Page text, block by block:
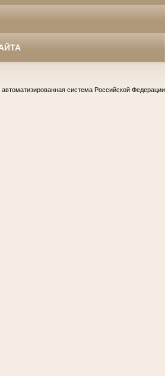
автоматизированная система Российской